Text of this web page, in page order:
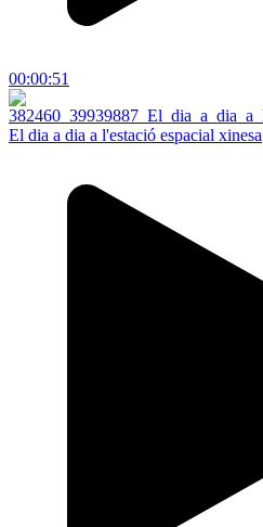
00:00:51
El dia a dia a l'estació espacial xinesa